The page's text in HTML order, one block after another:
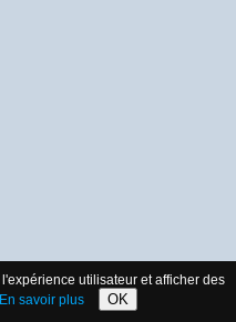
utilisateur et afficher des
En savoir plus OK